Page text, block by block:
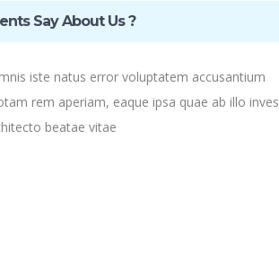
Say About Us ?
iste natus error voluptatem accusantium
rem aperiam, eaque ipsa quae ab illo inves
beatae vitae